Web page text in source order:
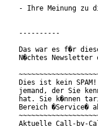
- Ihre Meinung zu
----------
Das war es f�r
N�chtes
Dies ist kein
jemand, der Sie
hat. Sie k�nnen
Bereich �Service�